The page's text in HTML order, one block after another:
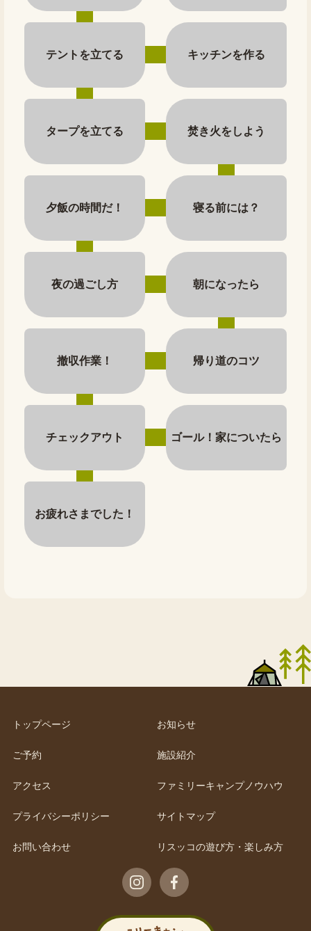
テントを立てる キッチンを作る
タープを立てる 焚き火をしよう
夕飯の時間だ！ 寝る前には？
夜の過ごし方 朝になったら
撤収作業！ 帰り道のコツ
チェックアウト ゴール！家についたら
お疲れさまでした！
トップページ お知らせ
ご予約 施設紹介
アクセス ファミリーキャンプノウハウ
プライバシーポリシー サイトマップ
お問い合わせ リスッコの遊び方・楽しみ方